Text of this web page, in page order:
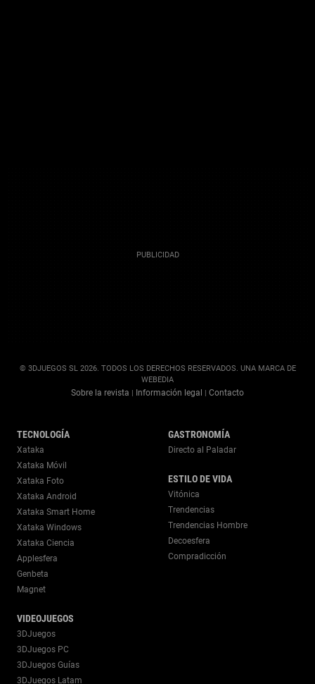
© 3DJUEGOS SL 2026. TODOS LOS DERECHOS RESERVADOS. UNA MARCA DE
WEBEDIA
Sobre la revista | Información legal | Contacto
TECNOLOGÍA
Xataka
Xataka Móvil
Xataka Foto
Xataka Android
Xataka Smart Home
Xataka Windows
Xataka Ciencia
Applesfera
Genbeta
Magnet
VIDEOJUEGOS
3DJuegos
3DJuegos PC
3DJuegos Guías
3DJuegos Latam
GASTRONOMÍA
Directo al Paladar
ESTILO DE VIDA
Vitónica
Trendencias
Trendencias Hombre
Decoesfera
Compradicción